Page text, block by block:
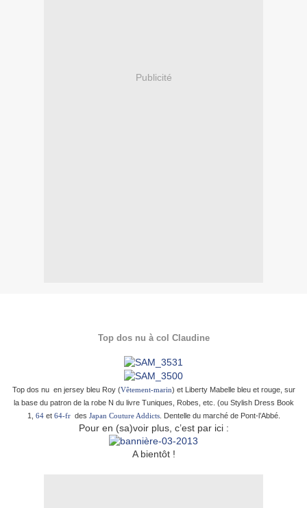
Publicité
Top dos nu à col Claudine
Top dos nu en jersey bleu Roy (Vêtement-marin) et Liberty Mabelle bleu et rouge, sur
la base du patron de la robe N du livre Tuniques, Robes, etc. (ou Stylish Dress Book
1, 64et 64-frdes Japan Couture Addicts. Dentelle du marché de Pont-l’Abbé.
Pour en (sa)voir plus, c’est par ici :
A bientôt !